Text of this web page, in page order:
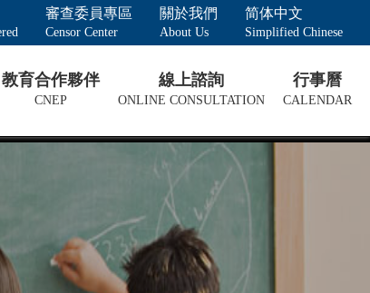
審查委員專區
Censor Center
關於我們
About Us
简体中文
Simplified Chinese
教育合作夥伴
CNEP
線上諮詢
ONLINE CONSULTATION
行事曆
CALENDAR